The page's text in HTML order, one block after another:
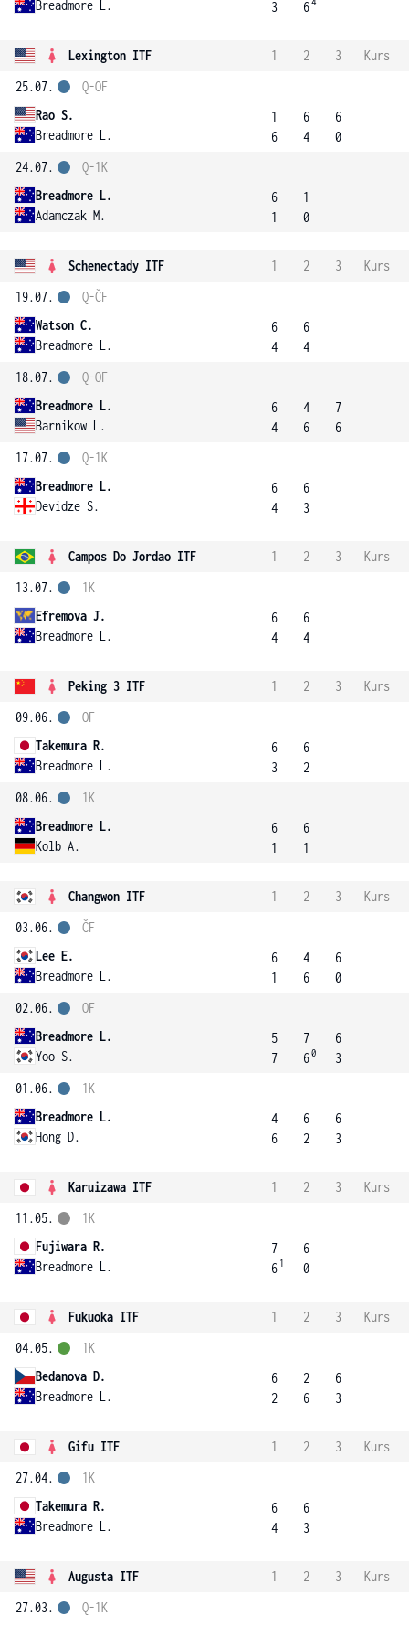
Breadmore L. 3 6
Lexington ITF 1 2 3
Kurs
25.07.
Rao S.
Breadmore L.
Q-OF
1
6
6
4
6
0
24.07.
Breadmore L.
Adamczak M.
Q-1K
6
1
1
0
Schenectady ITF 1 2 3
Kurs
19.07.
Watson C.
Breadmore L.
Q-ČF
6
4
6
4
18.07.
Breadmore L.
Barnikow L.
Q-OF
6
4
4
6
7
6
17.07.
Breadmore L.
Devidze S.
Q-1K
6
4
6
3
Campos Do Jordao ITF 1 2 3
Kurs
13.07.
Efremova J.
Breadmore L.
1K
6
4
6
4
Peking 3 ITF 1 2 3
Kurs
09.06.
Takemura R.
Breadmore L.
OF
6
3
6
2
08.06.
Breadmore L.
Kolb A.
1K
6
1
6
1
Changwon ITF 1 2 3
Kurs
03.06.
Lee E.
Breadmore L.
ČF
6
1
4
6
6
0
02.06.
Breadmore L.
Yoo S.
OF
5
7
7
60
6
3
01.06.
Breadmore L.
Hong D.
1K
4
6
6
2
6
3
Karuizawa ITF 1 2 3
Kurs
11.05.
Fujiwara R.
Breadmore L.
1K
7
6 1
6
0
Fukuoka ITF 1 2 3
Kurs
04.05.
Bedanova D.
Breadmore L.
1K
6
2
2
6
6
3
Gifu ITF 1 2 3
Kurs
27.04.
Takemura R.
Breadmore L.
1K
6
4
6
3
Augusta ITF 1 2 3
Kurs
27.03.
Q-1K